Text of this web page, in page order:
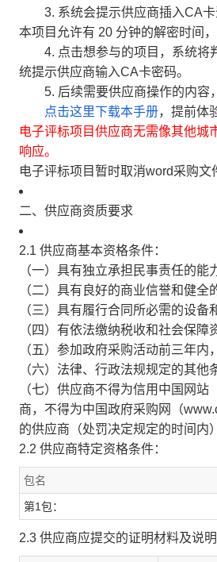
3. 系统会提示供应商插入CA卡
本项目允许有 20 分钟的解密时间
4. 点击想参与的项目，系统将判
统提示供应商输入CA卡密码。
5. 后续需要供应商操作的内容，
点击这里下载本手册，提前体
电子评标项目供应商无需像其他城
响应。
电子评标项目暂时取消word采购
二、供应商资质要求
2.1 供应商基本资格条件：
（一）具有独立承担民事责任的能
（二）具有良好的商业信誉和健全
（三）具有履行合同所必需的设备
（四）有依法缴纳税收和社会保障
（五）参加政府采购活动前三年
（六）法律、行政法规规定的其他
（七）供应商不得为信用中国网
商，不得为中国政府采购网（
的供应商（处罚决定规定的时间内
2.2 供应商特定资格条件：
包名
第1包：
2.3 供应商应提交的证明材料及说明